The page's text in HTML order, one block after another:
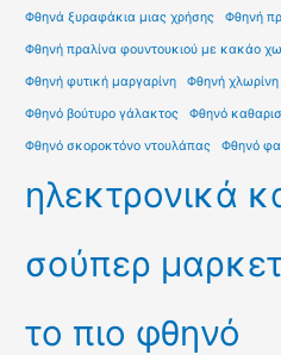
Φθηνά ξυραφάκια μιας χρήσης Φθηνή
Φθηνή πραλίνα φουντουκιού με κακάο
Φθηνή φυτική μαργαρίνη Φθηνή χλωρίνη
Φθηνό βούτυρο γάλακτος Φθηνό
Φθηνό σκοροκτόνο ντουλάπας Φθηνό
ηλεκτρονικά
σούπερ
το πιο φθηνό